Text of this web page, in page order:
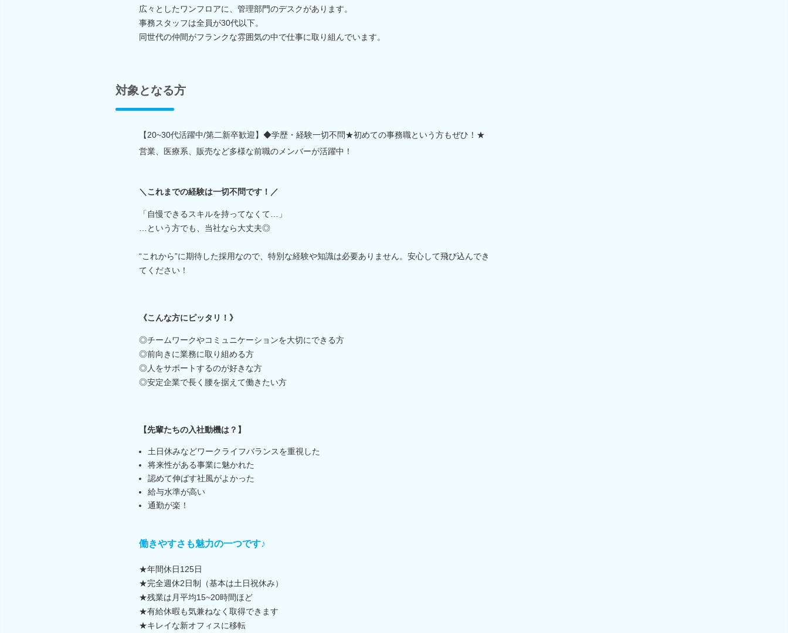
広々としたワンフロアに、管理部門のデスクがあります。
事務スタッフは全員が30代以下。
同世代の仲間がフランクな雰囲気の中で仕事に取り組んでいます。
対象となる方
【20~30代活躍中/第二新卒歓迎】◆学歴・経験一切不問★初めての事務職という方もぜひ！★
営業、医療系、販売など多様な前職のメンバーが活躍中！
＼これまでの経験は一切不問です！／
「自慢できるスキルを持ってなくて…」
…という方でも、当社なら大丈夫◎
“これから”に期待した採用なので、特別な経験や知識は必要ありません。安心して飛び込んでき
てください！
《こんな方にピッタリ！》
◎チームワークやコミュニケーションを大切にできる方
◎前向きに業務に取り組める方
◎人をサポートするのが好きな方
◎安定企業で長く腰を据えて働きたい方
【先輩たちの入社動機は？】
土日休みなどワークライフバランスを重視した
将来性がある事業に魅かれた
認めて伸ばす社風がよかった
給与水準が高い
通勤が楽！
働きやすさも魅力の一つです♪
★年間休日125日
★完全週休2日制（基本は土日祝休み）
★残業は月平均15~20時間ほど
★有給休暇も気兼ねなく取得できます
★キレイな新オフィスに移転